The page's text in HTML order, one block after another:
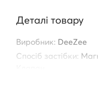
Деталі товару
Виробник: DeeZee
Спосіб застібки: